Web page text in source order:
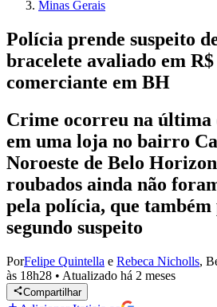
Minas Gerais
Polícia prende suspeito
bracelete avaliado em
comerciante em BH
Crime ocorreu na
em uma loja no bairro
Noroeste de Belo
roubados ainda não
pela polícia, que
segundo suspeito
PorFelipe Quintella e Rebeca Nicholls,
às 18h28 • Atualizado há 2 meses
Compartilhar